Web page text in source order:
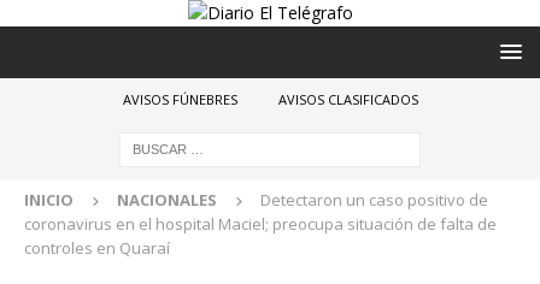
AVISOS FÚNEBRES AVISOS CLASIFICADOS
INICIO NACIONALES
Detectaron un caso positivo de
coronavirus en el hospital Maciel; preocupa situación de falta de
controles en Quaraí